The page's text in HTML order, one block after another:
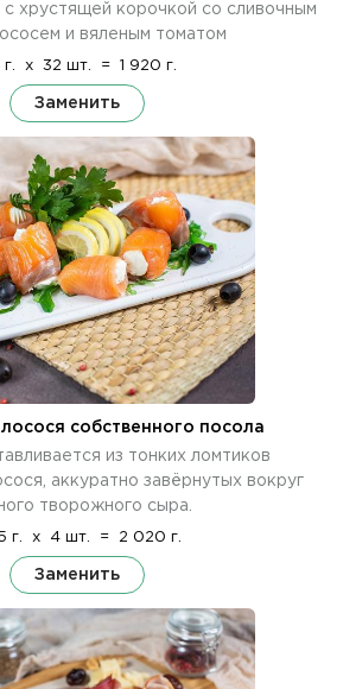
с хрустящей корочкой со сливочным
и вяленым томатом
x 32 шт. = 1 920 г.
Заменить
лосося собственного посола
из тонких ломтиков
аккуратно завёрнутых вокруг
творожного сыра.
г. x 4 шт. = 2 020 г.
Заменить